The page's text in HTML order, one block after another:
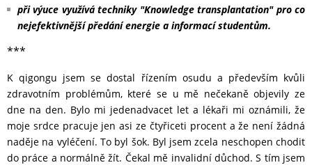
při výuce využívá techniky "Knowledge transplantation" pro co
nejefektivnější předání energie a informací studentům.
***
K qigongu jsem se dostal řízením osudu a především kvůli
zdravotním problémům, které se u mě nečekaně objevily ze
dne na den. Bylo mi jedenadvacet let a lékaři mi oznámili, že
moje srdce pracuje jen asi ze čtyřiceti procent a že není žádná
naděje na vyléčení. To byl šok. Byl jsem zcela neschopen chodit
do práce a normálně žít. Čekal mě invalidní důchod. S tím jsem